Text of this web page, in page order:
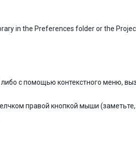
in the Preferences folder or the
с помощью контекстного меню,
правой кнопкой мыши